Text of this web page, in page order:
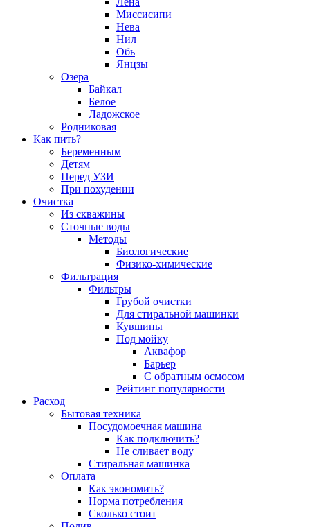
Миссисипи
Нева
Нил
Обь
Янцзы
Озера
Байкал
Белое
Ладожское
Родниковая
Как пить?
Беременным
Детям
Перед УЗИ
При похудении
Очистка
Из скважины
Сточные воды
Методы
Биологические
Физико-химические
Фильтрация
Фильтры
Грубой очистки
Для стиральной машинки
Кувшины
Под мойку
Аквафор
Барьер
С обратным осмосом
Рейтинг популярности
Расход
Бытовая техника
Посудомоечная машина
Как подключить?
Не сливает воду
Стиральная машинка
Оплата
Как экономить?
Норма потребления
Сколько стоит